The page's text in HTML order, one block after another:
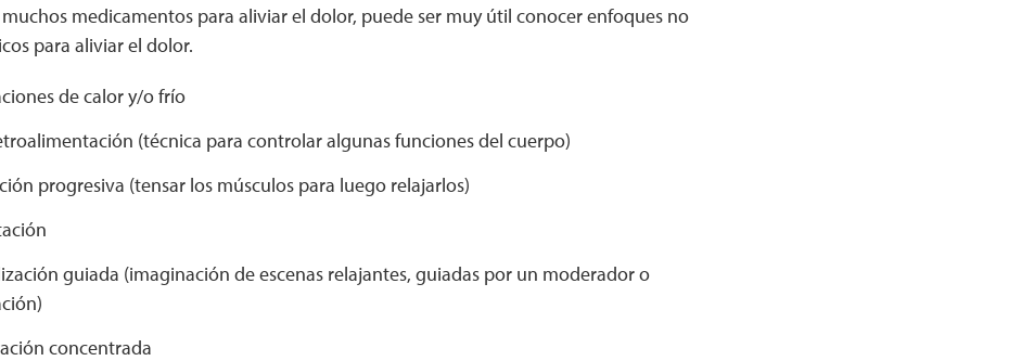
medicamentos para aliviar el dolor, puede ser muy útil conocer enfoques no
para aliviar el dolor.
de calor y/o frío
(técnica para controlar algunas funciones del cuerpo)
progresiva (tensar los músculos para luego relajarlos)
guiada (imaginación de escenas relajantes, guiadas por un moderador o
concentrada